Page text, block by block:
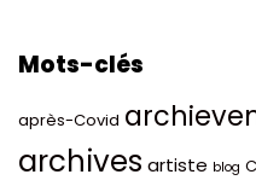
Mots-clés
après-Covid
archives artiste blog